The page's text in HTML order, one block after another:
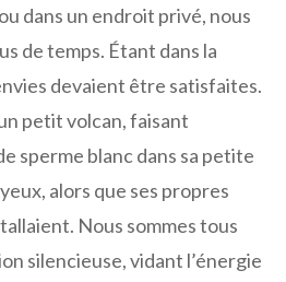
dans un endroit privé, nous
de temps. Étant dans la
devaient être satisfaites.
petit volcan, faisant
sperme blanc dans sa petite
alors que ses propres
Nous sommes tous
silencieuse, vidant l’énergie